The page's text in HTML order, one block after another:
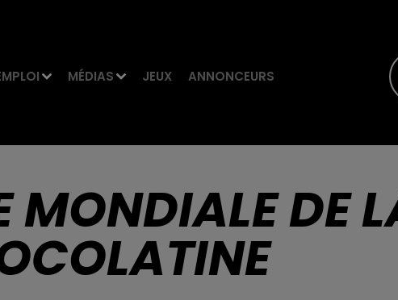
MÉDIAS JEUX ANNONCEURS
DE